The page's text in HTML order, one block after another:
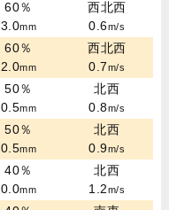
60％
3.0mm
西北西
0.6m/s
60％
2.0mm
西北西
0.7m/s
50％
0.5mm
北西
0.8m/s
50％
0.5mm
北西
0.9m/s
40％
0.0mm
北西
1.2m/s